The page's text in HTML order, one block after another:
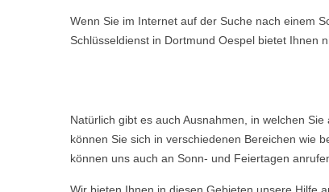
Wenn Sie im Internet auf der Suche nach einem
Schlüsseldienst in Dortmund Oespel bietet Ihnen
Natürlich gibt es auch Ausnahmen, in welchen
können Sie sich in verschiedenen Bereichen wie
können uns auch an Sonn- und Feiertagen